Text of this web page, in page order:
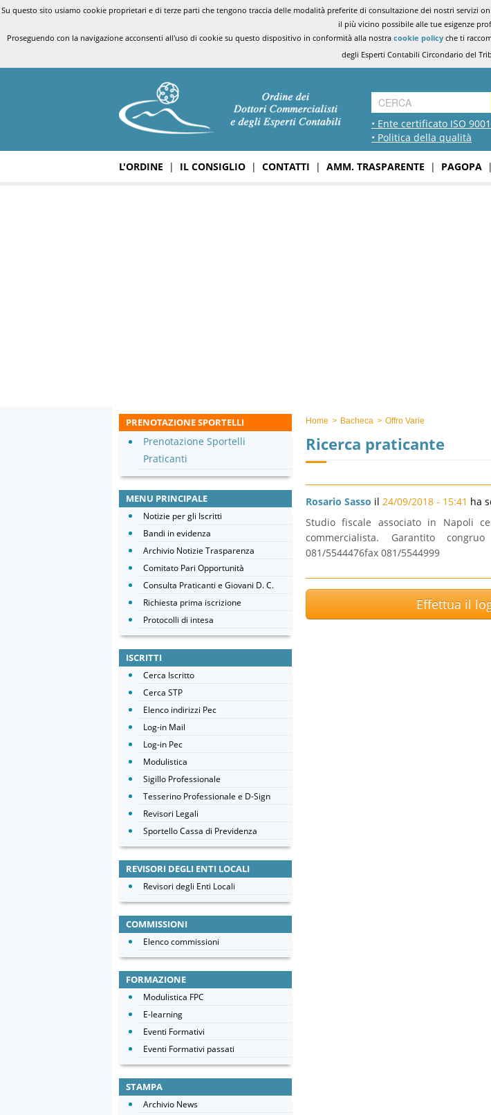
Su questo sito usiamo cookie proprietari e di terze parti che tengono traccia delle modalità preferite di consultazione dei nostri servizi
il più vicino possibile alle tue esigenze
Proseguendo con la navigazione acconsenti all'uso di cookie su questo dispositivo in conformità alla nostra cookie policy che ti
degli Esperti Contabili Circondario del
• Ente certificato ISO
• Politica della qualità
L'ORDINE | IL CONSIGLIO | CONTATTI | AMM. TRASPARENTE | PAGOPA |
Home > Bacheca > Offro Varie
Ricerca praticante
Rosario Sasso il 24/09/2018 - 15:41 ha
Studio fiscale associato in Napoli
commercialista. Garantito
081/5544476fax 081/5544999
Effettua il
PRENOTAZIONE SPORTELLI
Prenotazione Sportelli
Praticanti
MENU PRINCIPALE
Notizie per gli Iscritti
Bandi in evidenza
Archivio Notizie Trasparenza
Comitato Pari Opportunità
Consulta Praticanti e Giovani D. C.
Richiesta prima iscrizione
Protocolli di intesa
ISCRITTI
Cerca Iscritto
Cerca STP
Elenco indirizzi Pec
Log-in Mail
Log-in Pec
Modulistica
Sigillo Professionale
Tesserino Professionale e D-Sign
Revisori Legali
Sportello Cassa di Previdenza
REVISORI DEGLI ENTI LOCALI
Revisori degli Enti Locali
COMMISSIONI
Elenco commissioni
FORMAZIONE
Modulistica FPC
E-learning
Eventi Formativi
Eventi Formativi passati
STAMPA
Archivio News